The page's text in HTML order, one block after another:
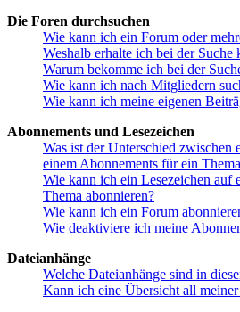
Die Foren durchsuchen
Wie kann ich ein Forum oder
Weshalb erhalte ich bei der Suche
Warum bekomme ich bei der
Wie kann ich nach Mitgliedern
Wie kann ich meine eigenen
Abonnements und Lesezeichen
Was ist der Unterschied zwischen
einem Abonnements für ein
Wie kann ich ein Lesezeichen auf
Thema abonnieren?
Wie kann ich ein Forum
Wie deaktiviere ich meine
Dateianhänge
Welche Dateianhänge sind in
Kann ich eine Übersicht all